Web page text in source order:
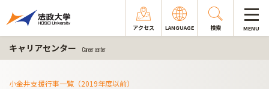
アクセス LANGUAGE 検索 MENU
キャリアセンター Career center
小金井支援行事一覧（2019年度以前）